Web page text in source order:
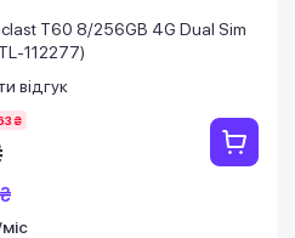
T60 8/256GB 4G Dual Sim
112277)
відгук
₴